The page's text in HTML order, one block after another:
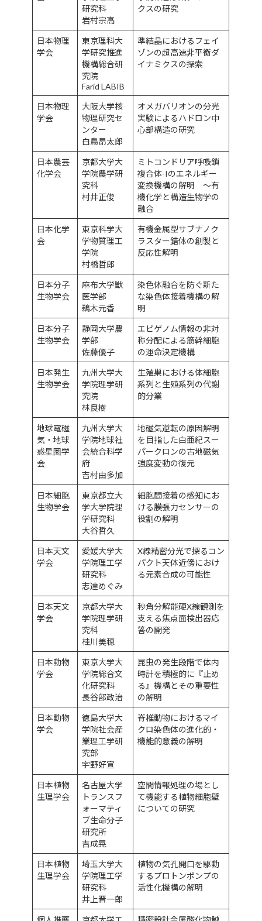
研究科
岩村宗高
クスの研究
日本物理
学会
東京理科大
学研究推進
機構総合研
究院
Farid LABIB
準結晶におけるフェイ
ゾンの超高速非平衡ダ
イナミクスの探索
日本物理
学会
大阪大学核
物理研究セ
ンター
白鳥昂太郎
オメガバリオンの分光
実験によるハドロン中
心部構造の研究
日本農芸
化学会
京都大学大
学院農学研
究科
村井正俊
ミトコンドリア呼吸鎖
複合体-Iのエネルギー
変換機構の解明 ～有
機化学と構造生物学の
融合
日本化学
会
東京科学大
学物質理工
学院
村橋哲郎
有機金属型サブナノク
ラスター錯体の創製と
反応性解明
日本分子
生物学会
麻布大学獣
医学部
鵜木元香
染色体融合を防ぐ新た
な染色体接着機構の解
明
日本分子
生物学会
静岡大学農
学部
佐藤優子
エピゲノム情報の非対
称分配による筋幹細胞
の運命決定機構
日本発生
生物学会
九州大学大
学院理学研
究院
林良樹
生殖巣における体細胞
系列と生殖系列の代謝
的分業
地球電磁
気・地球
惑星圏学
会
九州大学大
学院地球社
会統合科学
府
吉村由多加
地磁気逆転の原因解明
を目指した白亜紀スー
パークロンの古地磁気
強度変動の復元
日本細胞
生物学会
東京都立大
学大学院理
学研究科
大谷哲久
細胞間接着の感知にお
ける膜張力センサーの
役割の解明
日本天文
学会
愛媛大学大
学院理工学
研究科
志達めぐみ
X線精密分光で探るコン
パクト天体近傍におけ
る元素合成の可能性
日本天文
学会
京都大学大
学院理学研
究科
桂川美穂
秒角分解能硬X線観測を
支える焦点面検出器応
答の開発
日本動物
学会
東京大学大
学院総合文
化研究科
長谷部政治
昆虫の発生段階で体内
時計を積極的に『止め
る』機構とその重要性
の解明
日本動物
学会
徳島大学大
学院社会産
業理工学研
究部
宇野好宣
脊椎動物におけるマイ
クロ染色体の進化的・
機能的意義の解明
日本植物
生理学会
名古屋大学
トランスフ
ォーマティ
ブ生命分子
研究所
吉成晃
空間情報処理の場とし
て機能する植物細胞壁
についての研究
日本植物
生理学会
埼玉大学大
学院理工学
研究科
井上晋一郎
植物の気孔開口を駆動
するプロトンポンプの
活性化機構の解明